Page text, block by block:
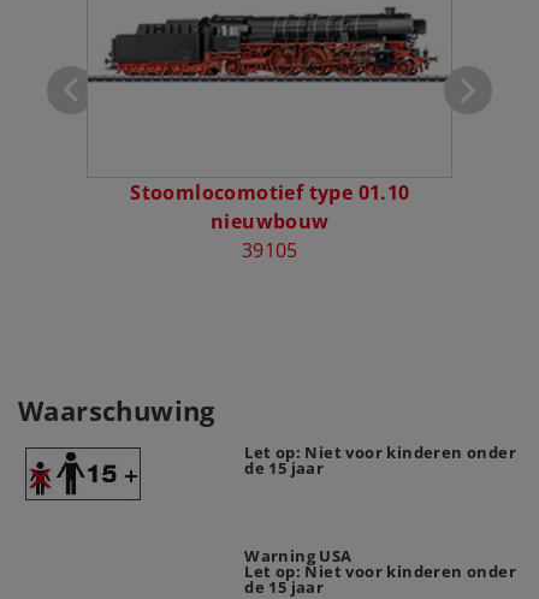
Stoomlocomotief type 01.10
nieuwbouw
39105
Waarschuwing
Let op: Niet voor kinderen onder
de 15 jaar
Warning USA
Let op: Niet voor kinderen onder
de 15 jaar